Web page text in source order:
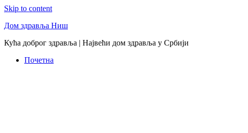
Skip to content
Дом здравља Ниш
Кућа доброг здравља | Највећи дом здравља у Србији
Почетна